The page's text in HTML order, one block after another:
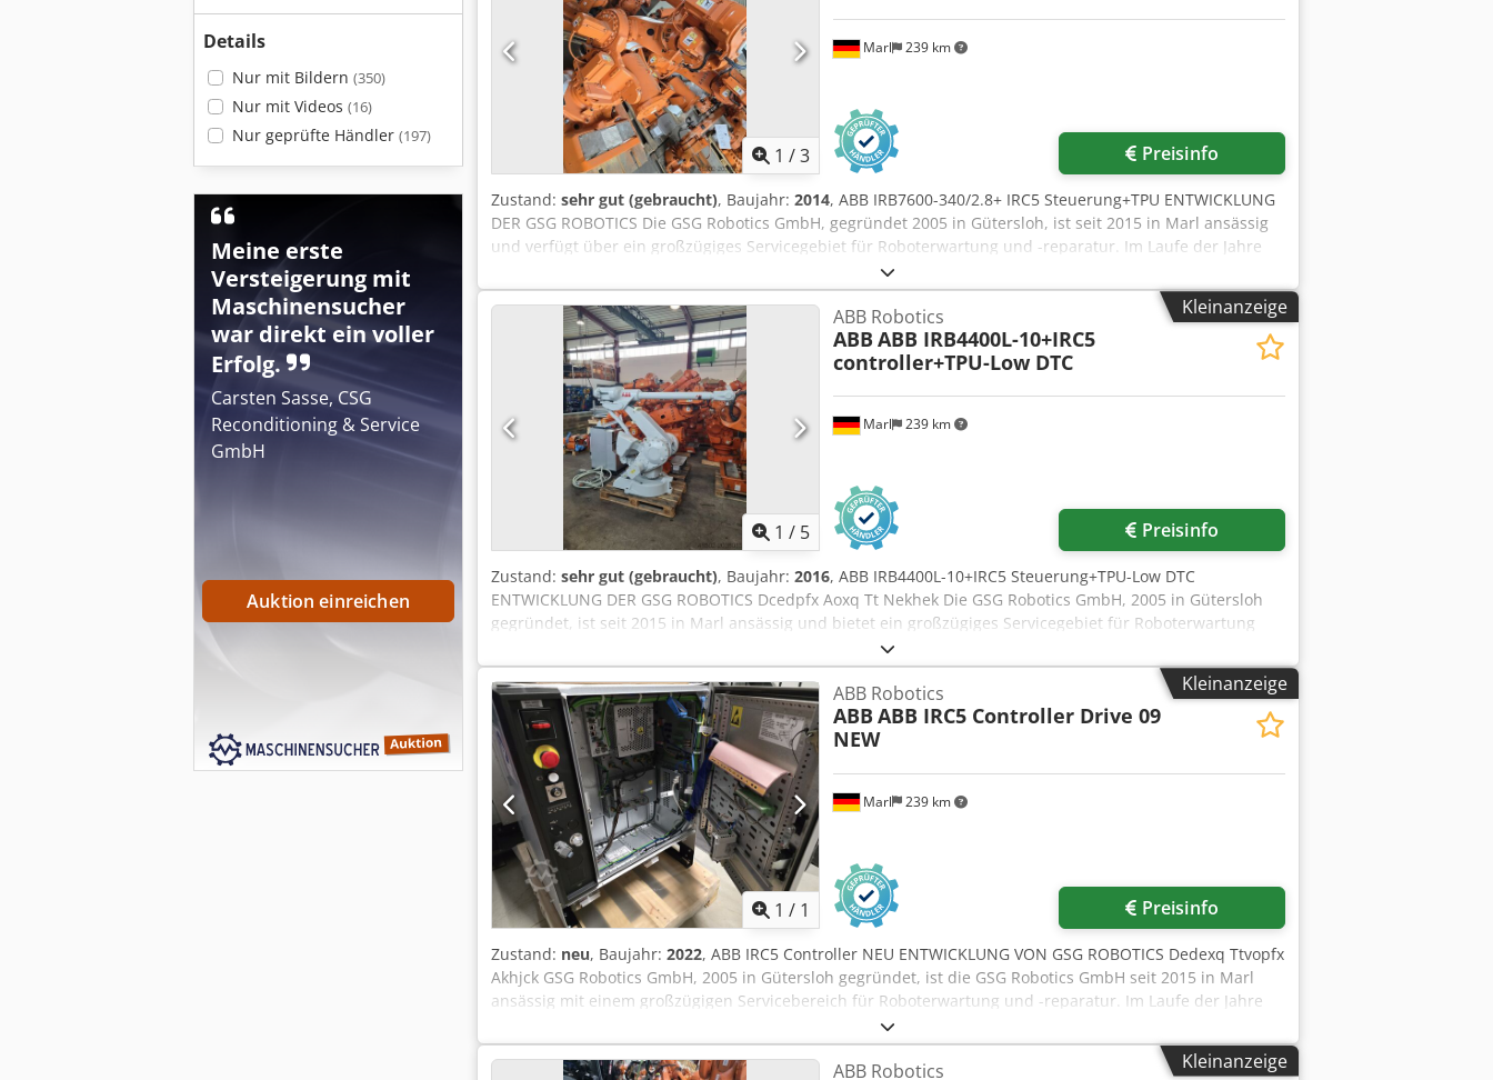
Details
Nur mit Bildern (350)
Nur mit Videos (16)
Nur geprüfte Händler (197)
Meine erste
Versteigerung mit
Maschinensucher
war direkt ein voller
Erfolg.
Carsten Sasse, CSG
Reconditioning & Service
GmbH
Auktion einreichen
1 /3
Marl 239 km
Preisinfo
Zustand: sehr gut (gebraucht), Baujahr: 2014, ABB IRB7600-340/2.8+ IRC5 Steuerung+TPU ENTWICKLUNG
DER GSG ROBOTICS Die GSG Robotics GmbH, gegründet 2005 in Gütersloh, ist seit 2015 in Marl ansässig
und verfügt über ein großzügiges Servicegebiet für Roboterwartung und -reparatur. Im Laufe der Jahre
haben wir uns zu einem ganzheitlichen Partner in allen Belangen rund um Industrieroboter und
Automatisierungstechnik entwickelt. Wir sind Komplettdienstleister für die beiden namhaften
Roboterhersteller ABB und Fanuc. Dodpoxq Tuaofx Akhock
Kleinanzeige
1 / 5
Marl 239 km
ABB Robotics
ABB ABB IRB4400L-10+IRC5
controller+TPU-Low DTC
Preisinfo
Zustand: sehr gut (gebraucht), Baujahr: 2016, ABB IRB4400L-10+IRC5 Steuerung+TPU-Low DTC
ENTWICKLUNG DER GSG ROBOTICS Dcedpfx Aoxq Tt Nekhek Die GSG Robotics GmbH, 2005 in Gütersloh
gegründet, ist seit 2015 in Marl ansässig und bietet ein großzügiges Servicegebiet für Roboterwartung
und -reparatur. Über die Jahre haben wir uns zu einem ganzheitlichen Partner für alle Belange rund um
Industrieroboter und Automatisierungstechnik entwickelt. Wir sind Full-Service-Dienstleister für die
beiden bekannten Roboterhersteller ABB und Fanuc.
Kleinanzeige
1 / 1
Marl 239 km
ABB Robotics
ABB ABB IRC5 Controller Drive 09
NEW
Preisinfo
Zustand: neu, Baujahr: 2022, ABB IRC5 Controller NEU ENTWICKLUNG VON GSG ROBOTICS Dedexq Ttvopfx
Akhjck GSG Robotics GmbH, 2005 in Gütersloh gegründet, ist die GSG Robotics GmbH seit 2015 in Marl
ansässig mit einem großzügigen Servicebereich für Roboterwartung und -reparatur. Im Laufe der Jahre
haben wir uns zum ganzheitlichen Partner in allen Belangen rund um Industrieroboter und
Automatisierungstechnik entwickelt. Wir sind Full-Service-Dienstleister für die beiden namhaften
Roboterhersteller ABB und Fanuc.
Kleinanzeige
ABB Robotics